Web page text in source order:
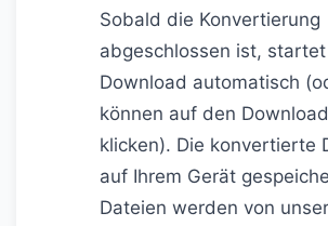
Sobald die Konvertierung
abgeschlossen ist,
Download automatisch
können auf den
klicken). Die konvertierte
auf Ihrem Gerät
Dateien werden von